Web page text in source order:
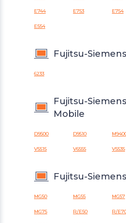
E744 E753 E754
E554
Fujitsu-
6233
Fujitsu-
Mobile
D9500 D9510
V5515 V6555 V5535
Fujitsu-
MG50 MG55 MG57
MG75 R/E50 R/